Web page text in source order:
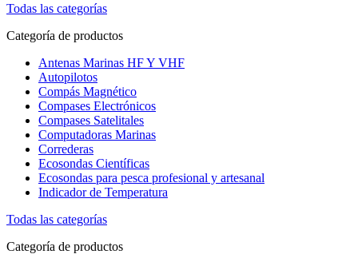
Todas las categorías
Categoría de productos
Antenas Marinas HF Y VHF
Autopilotos
Compás Magnético
Compases Electrónicos
Compases Satelitales
Computadoras Marinas
Correderas
Ecosondas Científicas
Ecosondas para pesca profesional y artesanal
Indicador de Temperatura
Todas las categorías
Categoría de productos